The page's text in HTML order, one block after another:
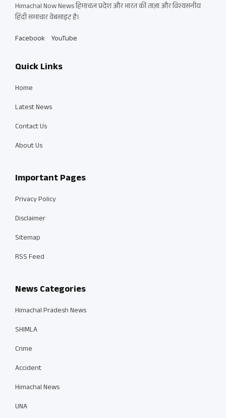
Himachal Now News हिमाचल प्रदेश और भारत की ताज़ा और विश्वसनीय
हिंदी समाचार वेबसाइट है।
Facebook YouTube
Quick Links
Home
Latest News
Contact Us
About Us
Important Pages
Privacy Policy
Disclaimer
Sitemap
RSS Feed
News Categories
Himachal Pradesh News
SHIMLA
Crime
Accident
Himachal News
UNA